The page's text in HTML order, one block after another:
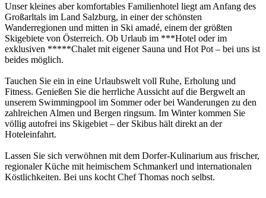
Unser kleines aber komfortables Familienhotel liegt am Anfang des
Großarltals im Land Salzburg, in einer der schönsten
Wanderregionen und mitten in Ski amadé, einem der größten
Skigebiete von Österreich. Ob Urlaub im ***Hotel oder im
exklusiven *****Chalet mit eigener Sauna und Hot Pot – bei uns ist
beides möglich.
Tauchen Sie ein in eine Urlaubswelt voll Ruhe, Erholung und
Fitness. Genießen Sie die herrliche Aussicht auf die Bergwelt an
unserem Swimmingpool im Sommer oder bei Wanderungen zu den
zahlreichen Almen und Bergen ringsum. Im Winter kommen Sie
völlig autofrei ins Skigebiet – der Skibus hält direkt an der
Hoteleinfahrt.
Lassen Sie sich verwöhnen mit dem Dorfer-Kulinarium aus frischer,
regionaler Küche mit heimischem Schmankerl und internationalen
Köstlichkeiten. Bei uns kocht Chef Thomas noch selbst.